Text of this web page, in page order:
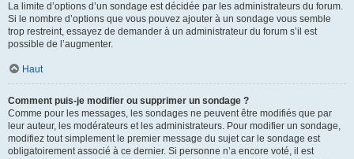
La limite d’options d’un sondage est décidée par les administrateurs du forum.
Si le nombre d’options que vous pouvez ajouter à un sondage vous semble
trop restreint, essayez de demander à un administrateur du forum s’il est
possible de l’augmenter.
Haut
Comment puis-je modifier ou supprimer un sondage ?
Comme pour les messages, les sondages ne peuvent être modifiés que par
leur auteur, les modérateurs et les administrateurs. Pour modifier un sondage,
modifiez tout simplement le premier message du sujet car le sondage est
obligatoirement associé à ce dernier. Si personne n’a encore voté, il est